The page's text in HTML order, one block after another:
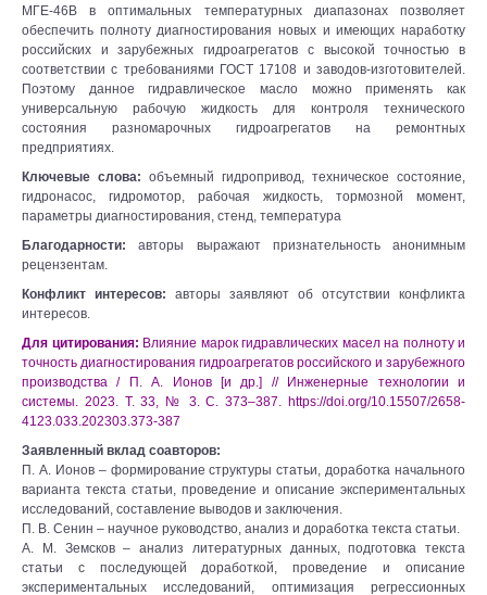
МГЕ-46В в оптимальных температурных диапазонах позволяет
обеспечить полноту диагностирования новых и имеющих наработку
российских и зарубежных гидроагрегатов с высокой точностью в
соответствии с требованиями ГОСТ 17108 и заводов-изготовителей.
Поэтому данное гидравлическое масло можно применять как
универсальную рабочую жидкость для контроля технического
состояния разномарочных гидроагрегатов на ремонтных
предприятиях.
Ключевые слова: объемный гидропривод, техническое состояние,
гидронасос, гидромотор, рабочая жидкость, тормозной момент,
параметры диагностирования, стенд, температура
Благодарности: авторы выражают признательность анонимным
рецензентам.
Конфликт интересов: авторы заявляют об отсутствии конфликта
интересов.
Для цитирования: Влияние марок гидравлических масел на полноту и
точность диагностирования гидроагрегатов российского и зарубежного
производства / П. А. Ионов [и др.] // Инженерные технологии и
системы. 2023. Т. 33, № 3. С. 373–387. https://doi.org/10.15507/2658-
4123.033.202303.373-387
Заявленный вклад соавторов:
П. А. Ионов – формирование структуры статьи, доработка начального
варианта текста статьи, проведение и описание экспериментальных
исследований, составление выводов и заключения.
П. В. Сенин – научное руководство, анализ и доработка текста статьи.
А. М. Земсков – анализ литературных данных, подготовка текста
статьи с последующей доработкой, проведение и описание
экспериментальных исследований, оптимизация регрессионных